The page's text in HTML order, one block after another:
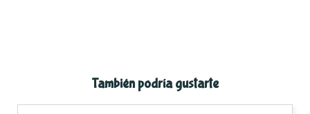
También podría gustarte